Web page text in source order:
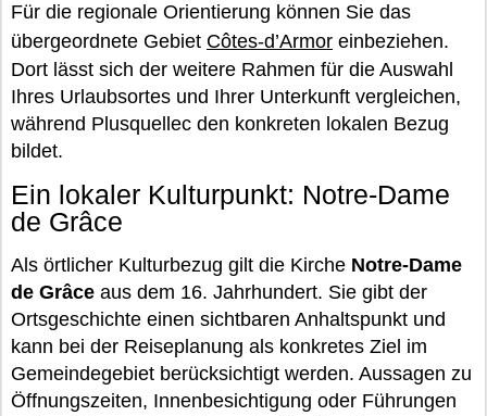
Für die regionale Orientierung können Sie das
übergeordnete Gebiet Côtes-d’Armor einbeziehen.
Dort lässt sich der weitere Rahmen für die Auswahl
Ihres Urlaubsortes und Ihrer Unterkunft vergleichen,
während Plusquellec den konkreten lokalen Bezug
bildet.
Ein lokaler Kulturpunkt: Notre-Dame
de Grâce
Als örtlicher Kulturbezug gilt die Kirche Notre-Dame
de Grâce aus dem 16. Jahrhundert. Sie gibt der
Ortsgeschichte einen sichtbaren Anhaltspunkt und
kann bei der Reiseplanung als konkretes Ziel im
Gemeindegebiet berücksichtigt werden. Aussagen zu
Öffnungszeiten, Innenbesichtigung oder Führungen